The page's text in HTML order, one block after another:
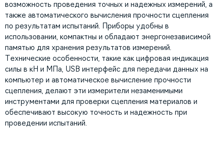
возможность проведения точных и надежных измерений, а
также автоматического вычисления прочности сцепления
по результатам испытаний. Приборы удобны в
использовании, компактны и обладают энергонезависимой
памятью для хранения результатов измерений.
Технические особенности, такие как цифровая индикация
силы в кН и МПа, USB интерфейс для передачи данных на
компьютер и автоматическое вычисление прочности
сцепления, делают эти измерители незаменимыми
инструментами для проверки сцепления материалов и
обеспечивают высокую точность и надежность при
проведении испытаний.